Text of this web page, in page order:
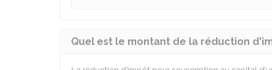
Quel est le montant de la réduction